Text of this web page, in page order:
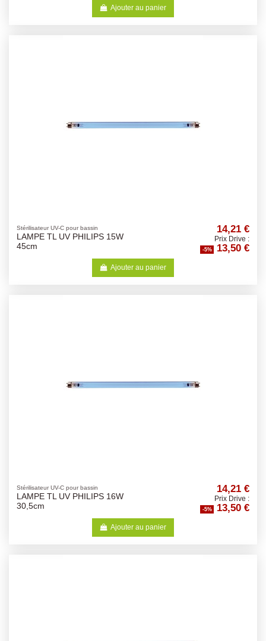
Ajouter au panier
Stérilisateur UV-C pour bassin
LAMPE TL UV PHILIPS 15W
45cm
14,21 €
Prix Drive :
-5% 13,50 €
Ajouter au panier
Stérilisateur UV-C pour bassin
LAMPE TL UV PHILIPS 16W
30,5cm
14,21 €
Prix Drive :
-5% 13,50 €
Ajouter au panier